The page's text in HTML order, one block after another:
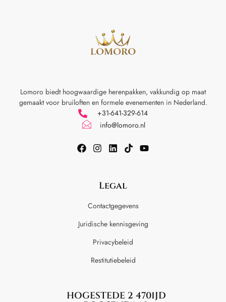
Lomoro biedt hoogwaardige herenpakken, vakkundig op maat
gemaakt voor bruiloften en formele evenementen in Nederland.
+31-641-329-614
info@lomoro.nl
Legal
Contactgegevens
Juridische kennisgeving
Privacybeleid
Restitutiebeleid
HOGESTEDE 2 4701JD